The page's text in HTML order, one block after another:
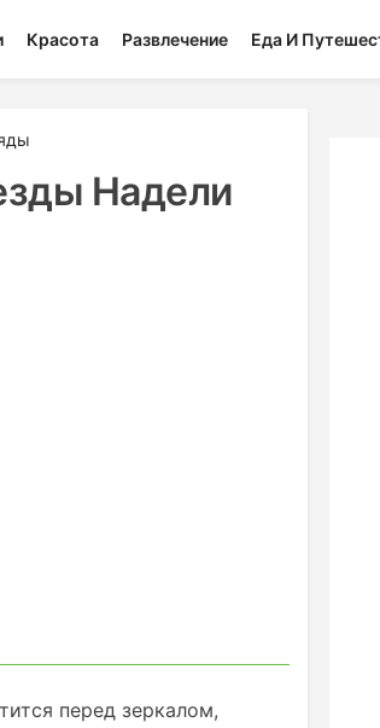
Красота Развлечение Еда И
Надели
перед зеркалом,